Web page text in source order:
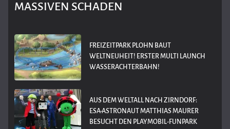
MASSIVEN SCHADEN
FREIZEITPARK PLOHN BAUT
WELTNEUHEIT! ERSTER MULTI LAUNCH
WASSERACHTERBAHN!
AUS DEM WELTALL NACH ZIRNDORF:
ESA-ASTRONAUT MATTHIAS MAURER
BESUCHT DEN PLAYMOBIL-FUNPARK